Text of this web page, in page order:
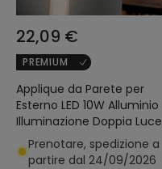
22,09 €
PREMIUM
Applique da Parete per
Esterno LED 10W Alluminio
Illuminazione Doppia Luce
CCT Selezionabile Iridix
Round
Prenotare, spedizione a
partire dal 24/09/2026